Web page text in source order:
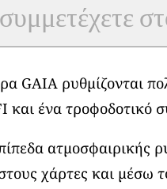
GAIA ρυθμίζονται
ένα τροφοδοτικό
ατμοσφαιρικής
χάρτες και μέσω